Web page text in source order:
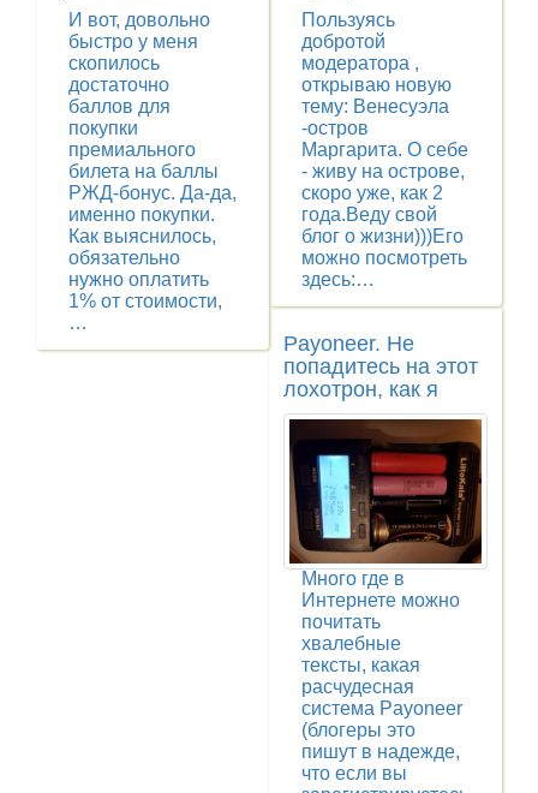
И вот, довольно
быстро у меня
скопилось
достаточно
баллов для
покупки
премиального
билета на баллы
РЖД-бонус. Да-да,
именно покупки.
Как выяснилось,
обязательно
нужно оплатить
1% от стоимости,
…
Пользуясь
добротой
модератора ,
открываю новую
тему: Венесуэла
-остров
Маргарита. О себе
- живу на острове,
скоро уже, как 2
года.Веду свой
блог о жизни)))Его
можно посмотреть
здесь:…
Payoneer. Не
попадитесь на этот
лохотрон, как я
Много где в
Интернете можно
почитать
хвалебные
тексты, какая
расчудесная
система Payoneer
(блогеры это
пишут в надежде,
что если вы